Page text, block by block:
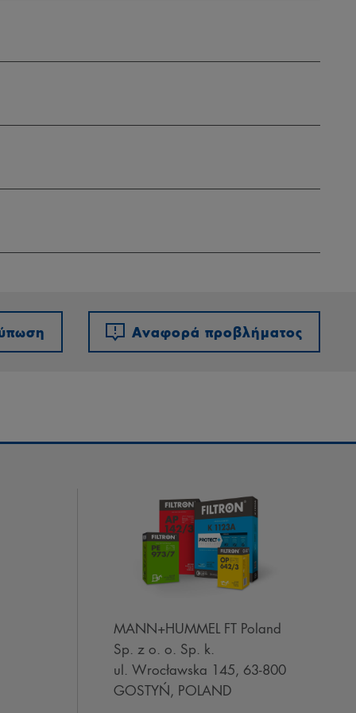
Αναφορά προβλήματος
MANN+HUMMEL FT Poland
Sp. z o. o. Sp. k.
ul. Wrocławska 145, 63-800
GOSTYŃ, POLAND